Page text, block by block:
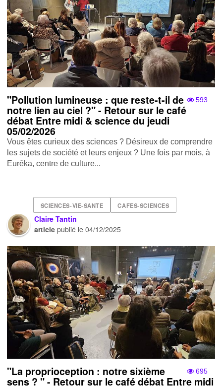
593
"Pollution lumineuse : que reste-t-il de
notre lien au ciel ?" - Retour sur le café
débat Entre midi & science du jeudi
05/02/2026
Vous êtes curieux des sciences ? Désireux de comprendre
les sujets de société et leurs enjeux ? Une fois par mois, à
Eurêka, centre de culture...
SCIENCES-VIE-SANTE CAFES-SCIENCES
Claire Tantin
article publié le04/12/2025
695
"La proprioception : notre sixième
sens ? " - Retour sur le café débat Entre midi